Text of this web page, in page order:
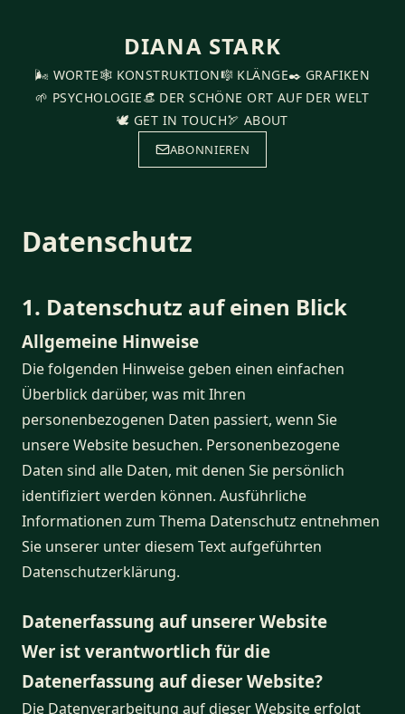
DIANA STARK
🌬️ WORTE🕸️ KONSTRUKTION🎼 KLÄNGE✒️ GRAFIKEN
🌱 PSYCHOLOGIE👒 DER SCHÖNE ORT AUF DER WELT
🕊️ GET IN TOUCH🏹 ABOUT
ABONNIEREN
Datenschutz
1. Datenschutz auf einen Blick
Allgemeine Hinweise
Die folgenden Hinweise geben einen einfachen
Überblick darüber, was mit Ihren
personenbezogenen Daten passiert, wenn Sie
unsere Website besuchen. Personenbezogene
Daten sind alle Daten, mit denen Sie persönlich
identifiziert werden können. Ausführliche
Informationen zum Thema Datenschutz entnehmen
Sie unserer unter diesem Text aufgeführten
Datenschutzerklärung.
Datenerfassung auf unserer Website
Wer ist verantwortlich für die
Datenerfassung auf dieser Website?
Die Datenverarbeitung auf dieser Website erfolgt